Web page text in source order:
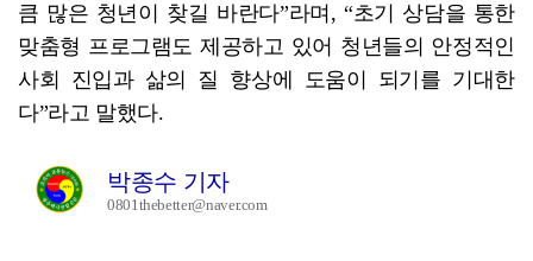
큼 많은 청년이 찾길 바란다”라며, “초기 상담을 통한
맞춤형 프로그램도 제공하고 있어 청년들의 안정적인
사회 진입과 삶의 질 향상에 도움이 되기를 기대한
다”라고 말했다.
박종수 기자
0801thebetter@naver.com